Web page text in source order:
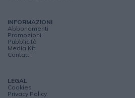
INFORMAZIONI
Abbonamenti
Promozioni
Pubblicità
Media Kit
Contatti
LEGAL
Cookies
Privacy Policy